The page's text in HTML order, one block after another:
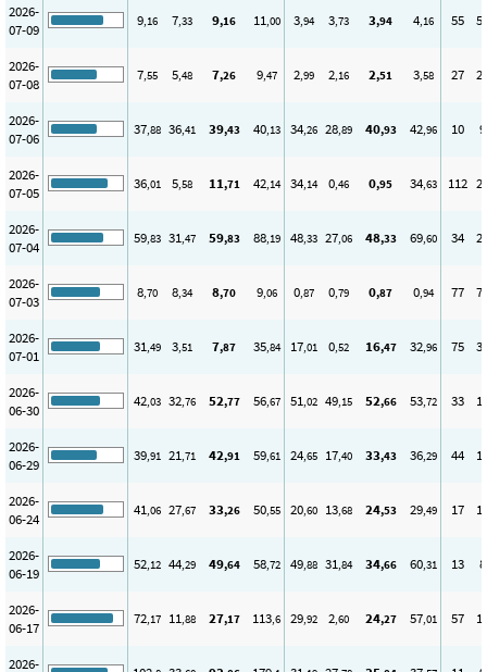
2026-
07-09
9,16 7,33 9,16 11,00 3,94 3,73 3,94 4,16 55
2026-
07-08
7,55 5,48 7,26 9,47 2,99 2,16 2,51 3,58 27
2026-
07-06
37,88 36,41 39,43 40,13 34,26 28,89 40,93 42,96 10 9
2026-
07-05
36,01 5,58 11,71 42,14 34,14 0,46 0,95 34,63 112
2026-
07-04
59,83 31,47 59,83 88,19 48,33 27,06 48,33 69,60 34
2026-
07-03
8,70 8,34 8,70 9,06 0,87 0,79 0,87 0,94 77
2026-
07-01
31,49 3,51 7,87 35,84 17,01 0,52 16,47 32,96 75
2026-
06-30
42,03 32,76 52,77 56,67 51,02 49,15 52,66 53,72 33
2026-
06-29
39,91 21,71 42,91 59,61 24,65 17,40 33,43 36,29 44
2026-
06-24
41,06 27,67 33,26 50,55 20,60 13,68 24,53 29,49 17
2026-
06-19
52,12 44,29 49,64 58,72 49,88 31,84 34,66 60,31 13 8
2026-
06-17
72,17 11,88 27,17 113,6 29,92 2,60 24,27 57,01 57
2026-